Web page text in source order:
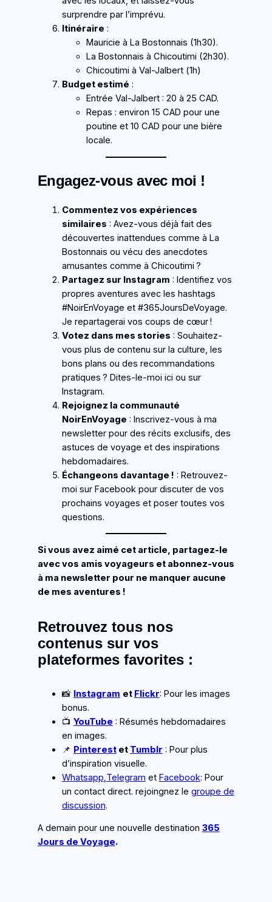
surprendre par l’imprévu.
Itinéraire :
Mauricie à La Bostonnais (1h30).
La Bostonnais à Chicoutimi (2h30).
Chicoutimi à Val-Jalbert (1h)
Budget estimé :
Entrée Val-Jalbert : 20 à 25 CAD.
Repas : environ 15 CAD pour une
poutine et 10 CAD pour une bière
locale.
Engagez-vous avec moi !
Commentez vos expériences
similaires : Avez-vous déjà fait des
découvertes inattendues comme à La
Bostonnais ou vécu des anecdotes
amusantes comme à Chicoutimi ?
Partagez sur Instagram : Identifiez vos
propres aventures avec les hashtags
#NoirEnVoyage et #365JoursDeVoyage.
Je repartagerai vos coups de cœur !
Votez dans mes stories : Souhaitez-
vous plus de contenu sur la culture, les
bons plans ou des recommandations
pratiques ? Dites-le-moi ici ou sur
Instagram.
Rejoignez la communauté
NoirEnVoyage : Inscrivez-vous à ma
newsletter pour des récits exclusifs, des
astuces de voyage et des inspirations
hebdomadaires.
Échangeons davantage ! : Retrouvez-
moi sur Facebook pour discuter de vos
prochains voyages et poser toutes vos
questions.
Si vous avez aimé cet article, partagez-le
avec vos amis voyageurs et abonnez-vous
à ma newsletter pour ne manquer aucune
de mes aventures !
Retrouvez tous nos
contenus sur vos
plateformes favorites:
📸 Instagram et Flickr: Pour les images
bonus.
📺 YouTube : Résumés hebdomadaires
en images.
📌 Pinterestet Tumblr : Pour plus
d’inspiration visuelle.
Whatsapp,Telegram et Facebook: Pour
un contact direct. rejoingnez le groupe de
discussion.
A demain pour une nouvelle destination 365
Jours de Voyage.